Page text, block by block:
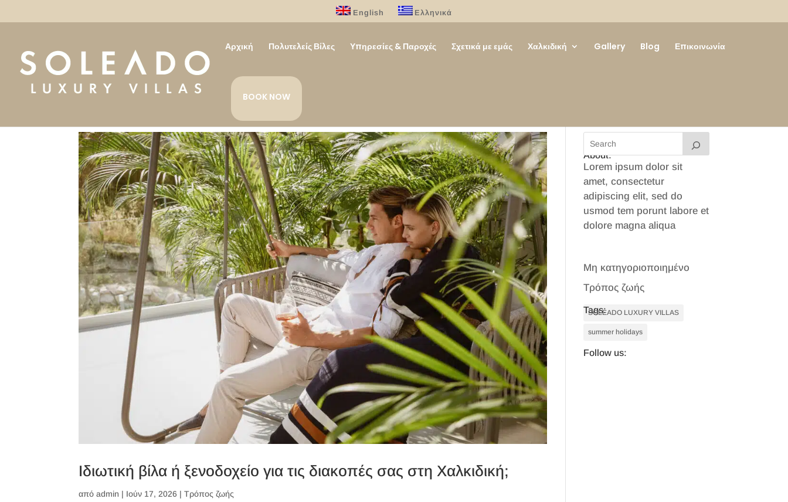
English Ελληνικά
Αρχική Πολυτελείς Βίλες Υπηρεσίες & Παροχές Σχετικά με εμάς Χαλκιδική Gallery Blog Επικοινωνία
BOOK NOW
Ιδιωτική βίλα ή ξενοδοχείο για τις διακοπές σας στη Χαλκιδική;
απόadmin | Ιούν 17, 2026 |Τρόπος ζωής
About:
Lorem ipsum dolor sit
amet, consectetur
adipiscing elit, sed do
usmod tem porunt labore et
dolore magna aliqua
Μη κατηγοριοποιημένο
Τρόπος ζωής
Tags:
SOLEADO LUXURY VILLAS
summer holidays
Follow us: